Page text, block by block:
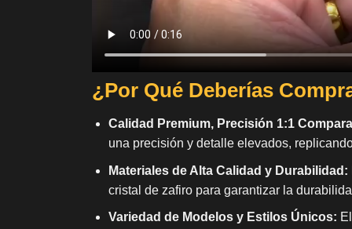
¿Por Qué Deberías
Calidad Premium, Precisión 1:1
una precisión y detalle elevados,
Materiales de Alta Calidad y Durabilidad:
cristal de zafiro para garantizar la
Variedad de Modelos y Estilos Únicos: